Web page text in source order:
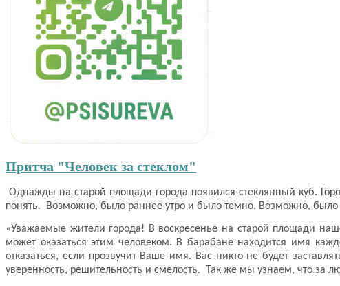
Притча "Человек за стеклом"
Однажды на старой площади города появился стеклянный куб.
понять. Возможно, было раннее утро и было темно. Возможно, было
«Уважаемые жители города! В воскресенье на старой площади
может оказаться этим человеком. В барабане находится имя
отказаться, если прозвучит Ваше имя. Вас никто не будет
уверенность, решительность и смелость. Так же мы узнаем, что за